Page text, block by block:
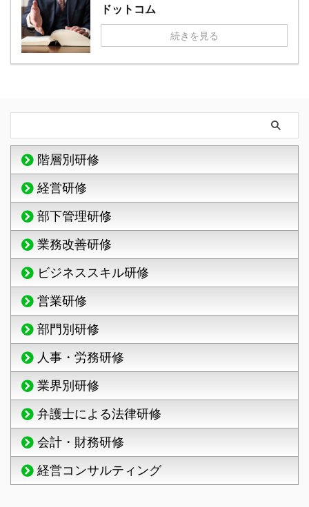
ドットコム
続きを見る
階層別研修
経営研修
部下管理研修
業務改善研修
ビジネススキル研修
営業研修
部門別研修
人事・労務研修
業界別研修
弁護士による法律研修
会計・財務研修
経営コンサルティング